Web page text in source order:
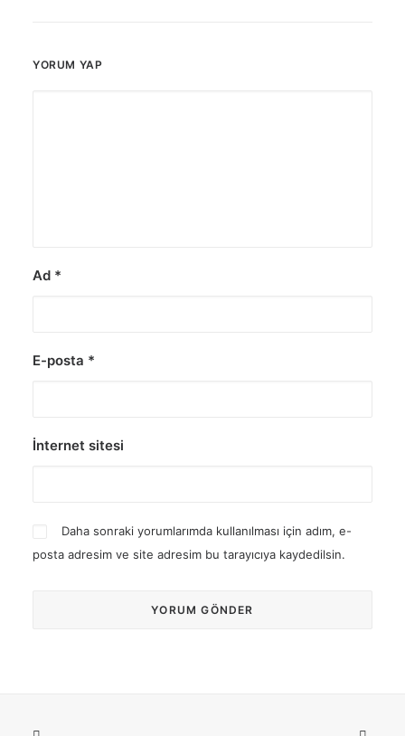
YORUM YAP
Ad *
E-posta *
İnternet sitesi
Daha sonraki yorumlarımda kullanılması için adım, e-
posta adresim ve site adresim bu tarayıcıya kaydedilsin.